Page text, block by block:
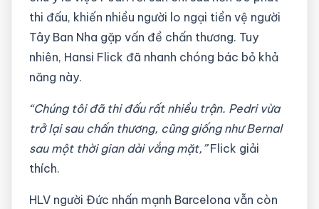
thi đấu, khiến nhiều người lo ngại tiền vệ người
Tây Ban Nha gặp vấn đề chấn thương. Tuy
nhiên, Hansi Flick đã nhanh chóng bác bỏ khả
năng này.
“Chúng tôi đã thi đấu rất nhiều trận. Pedri vừa
trở lại sau chấn thương, cũng giống như Bernal
sau một thời gian dài vắng mặt,”Flick giải
thích.
HLV người Đức nhấn mạnh Barcelona vẫn còn